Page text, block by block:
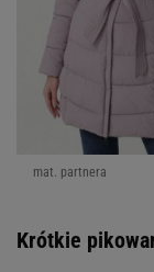
mat. partnera
Krótkie